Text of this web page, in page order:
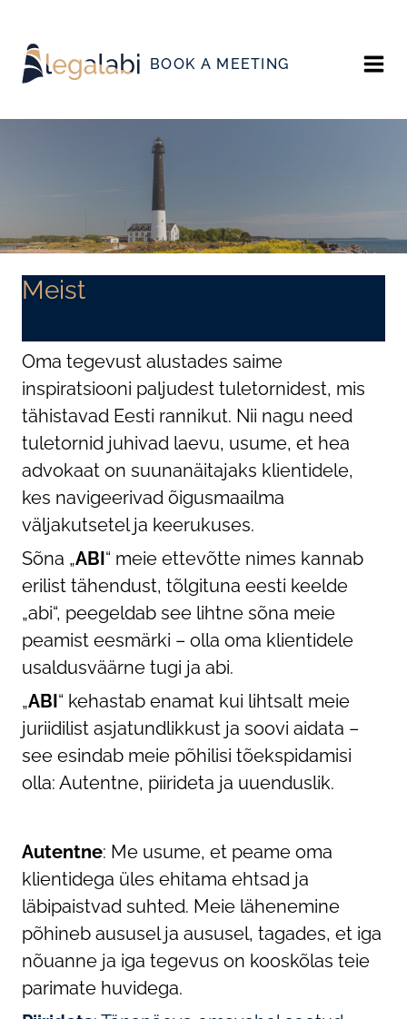
content
BOOK A MEETING
Meist
Oma tegevust alustades saime
inspiratsiooni paljudest tuletornidest, mis
tähistavad Eesti rannikut. Nii nagu need
tuletornid juhivad laevu, usume, et hea
advokaat on suunanäitajaks klientidele,
kes navigeerivad õigusmaailma
väljakutsetel ja keerukuses.
Sõna „ABI“ meie ettevõtte nimes kannab
erilist tähendust, tõlgituna eesti keelde
„abi“, peegeldab see lihtne sõna meie
peamist eesmärki – olla oma klientidele
usaldusväärne tugi ja abi.
„ABI“ kehastab enamat kui lihtsalt meie
juriidilist asjatundlikkust ja soovi aidata –
see esindab meie põhilisi tõekspidamisi
olla: Autentne, piirideta ja uuenduslik.
Autentne: Me usume, et peame oma
klientidega üles ehitama ehtsad ja
läbipaistvad suhted. Meie lähenemine
põhineb aususel ja aususel, tagades, et iga
nõuanne ja iga tegevus on kooskõlas teie
parimate huvidega.